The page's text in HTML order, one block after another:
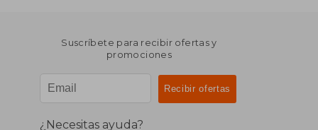
Suscríbete para recibir ofertas y
promociones
¿Necesitas ayuda?